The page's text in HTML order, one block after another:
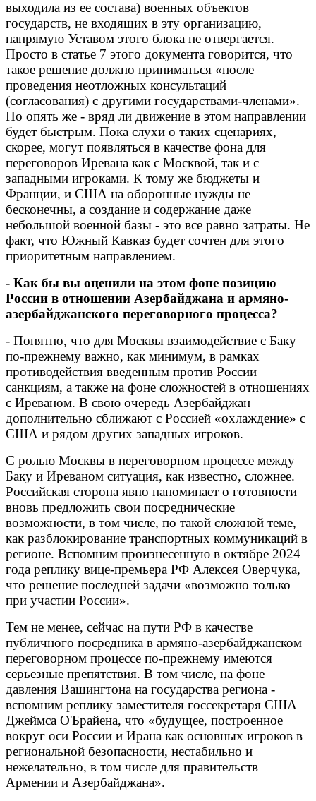
выходила из ее состава) военных объектов
государств, не входящих в эту организацию,
напрямую Уставом этого блока не отвергается.
Просто в статье 7 этого документа говорится, что
такое решение должно приниматься «после
проведения неотложных консультаций
(согласования) с другими государствами-членами».
Но опять же - вряд ли движение в этом направлении
будет быстрым. Пока слухи о таких сценариях,
скорее, могут появляться в качестве фона для
переговоров Иревана как с Москвой, так и с
западными игроками. К тому же бюджеты и
Франции, и США на оборонные нужды не
бесконечны, а создание и содержание даже
небольшой военной базы - это все равно затраты. Не
факт, что Южный Кавказ будет сочтен для этого
приоритетным направлением.
- Как бы вы оценили на этом фоне позицию
России в отношении Азербайджана и армяно-
азербайджанского переговорного процесса?
- Понятно, что для Москвы взаимодействие с Баку
по-прежнему важно, как минимум, в рамках
противодействия введенным против России
санкциям, а также на фоне сложностей в отношениях
с Иреваном. В свою очередь Азербайджан
дополнительно сближают с Россией «охлаждение» с
США и рядом других западных игроков.
С ролью Москвы в переговорном процессе между
Баку и Иреваном ситуация, как известно, сложнее.
Российская сторона явно напоминает о готовности
вновь предложить свои посреднические
возможности, в том числе, по такой сложной теме,
как разблокирование транспортных коммуникаций в
регионе. Вспомним произнесенную в октябре 2024
года реплику вице-премьера РФ Алексея Оверчука,
что решение последней задачи «возможно только
при участии России».
Тем не менее, сейчас на пути РФ в качестве
публичного посредника в армяно-азербайджанском
переговорном процессе по-прежнему имеются
серьезные препятствия. В том числе, на фоне
давления Вашингтона на государства региона -
вспомним реплику заместителя госсекретаря США
Джеймса О'Брайена, что «будущее, построенное
вокруг оси России и Ирана как основных игроков в
региональной безопасности, нестабильно и
нежелательно, в том числе для правительств
Армении и Азербайджана».